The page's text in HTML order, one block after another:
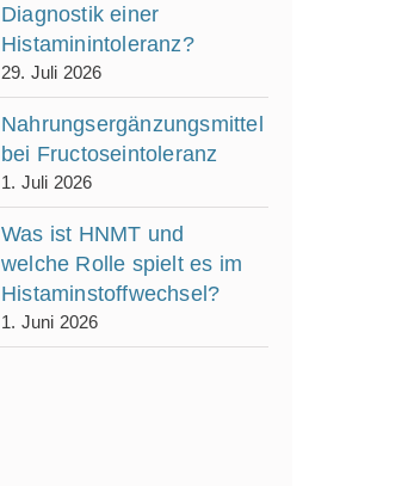
Diagnostik einer
Histaminintoleranz?
29. Juli 2026
Nahrungsergänzungsmittel
bei Fructoseintoleranz
1. Juli 2026
Was ist HNMT und
welche Rolle spielt es im
Histaminstoffwechsel?
1. Juni 2026